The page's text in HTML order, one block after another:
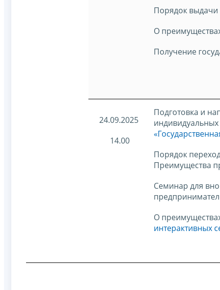
Порядок выдачи
О
Получение
24.09.2025
14.00
Подготовка и
Порядок
Преимущества
Семинар для
О
интерактивных